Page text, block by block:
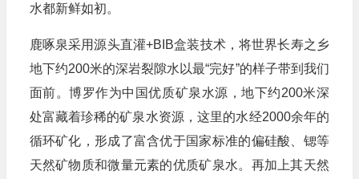
水都新鲜如初。
鹿啄泉采用源头直灌+BIB盒装技术，将世界长寿之乡
地下约200米的深岩裂隙水以最“完好”的样子带到我们
面前。博罗作为中国优质矿泉水源，地下约200米深
处富藏着珍稀的矿泉水资源，这里的水经2000余年的
循环矿化，形成了富含优于国家标准的偏硅酸、锶等
天然矿物质和微量元素的优质矿泉水。再加上其天然